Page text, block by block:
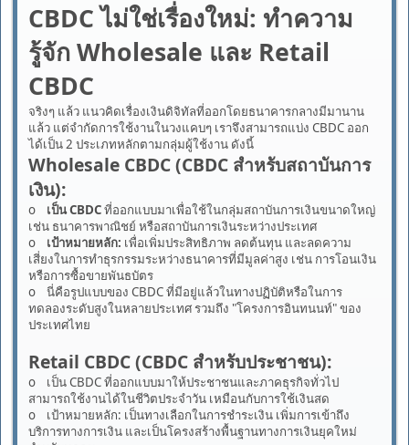
CBDC ไม่ใช่เรื่องใหม่: ทำความ
รู้จัก Wholesale และ Retail
CBDC
จริงๆ แล้ว แนวคิดเรื่องเงินดิจิทัลที่ออกโดยธนาคารกลางมีมานาน
แล้ว แต่จำกัดการใช้งานในวงแคบๆ เราจึงสามารถแบ่ง CBDC ออก
ได้เป็น 2 ประเภทหลักตามกลุ่มผู้ใช้งาน ดังนี้
Wholesale CBDC (CBDC สำหรับสถาบันการ
เงิน):
o เป็น CBDCที่ออกแบบมาเพื่อใช้ในกลุ่มสถาบันการเงินขนาดใหญ่
เช่น ธนาคารพาณิชย์ หรือสถาบันการเงินระหว่างประเทศ
o เป้าหมายหลัก: เพื่อเพิ่มประสิทธิภาพ ลดต้นทุน และลดความ
เสี่ยงในการทำธุรกรรมระหว่างธนาคารที่มีมูลค่าสูง เช่น การโอนเงิน
หรือการซื้อขายพันธบัตร
o นี่คือรูปแบบของ CBDC ที่มีอยู่แล้วในทางปฏิบัติหรือในการ
ทดลองระดับสูงในหลายประเทศ รวมถึง "โครงการอินทนนท์" ของ
ประเทศไทย
Retail CBDC (CBDC สำหรับประชาชน):
o เป็น CBDC ที่ออกแบบมาให้ประชาชนและภาคธุรกิจทั่วไป
สามารถใช้งานได้ในชีวิตประจำวัน เหมือนกับการใช้เงินสด
o เป้าหมายหลัก: เป็นทางเลือกในการชำระเงิน เพิ่มการเข้าถึง
บริการทางการเงิน และเป็นโครงสร้างพื้นฐานทางการเงินยุคใหม่